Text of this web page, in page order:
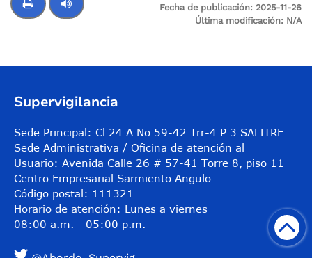
Fecha de publicación: 2025-11-26
Última modificación: N/A
Supervigilancia
Sede Principal: Cl 24 A No 59-42 Trr-4 P 3 SALITRE
Sede Administrativa / Oficina de atención al
Usuario: Avenida Calle 26 # 57-41 Torre 8, piso 11
Centro Empresarial Sarmiento Angulo
Código postal: 111321
Horario de atención: Lunes a viernes
08:00 a.m. - 05:00 p.m.